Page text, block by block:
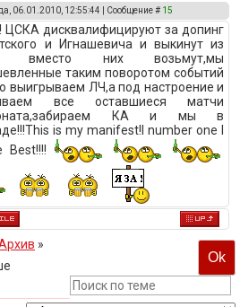
06.01.2010, 12:55:44 | Сообщение # 15
ЦСКА дисквалифицируют за допинг
и Игнашевича и выкинут из
вместо них возьмут,мы
таким поворотом событий
выигрываем ЛЧ,а под настроение и
все оставшиеся матчи
КА и мы в
is my manifest!I number one I
Best!!!!
»